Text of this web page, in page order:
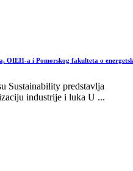
OIEH-a i Pomorskog fakulteta o
Sustainability predstavlja
industrije i luka U ...